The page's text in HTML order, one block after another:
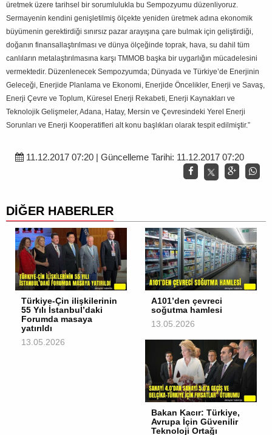
üretmek üzere tarihsel bir sorumlulukla bu Sempozyumu düzenliyoruz.
Sermayenin kendini genişletilmiş ölçekte yeniden üretmek adına ekonomik
büyümenin gerektirdiği sınırsız pazar arayışına çare bulmak için geliştirdiği,
doğanın finansallaştırılması ve dünya ölçeğinde toprak, hava, su dahil tüm
canlıların metalaştırılmasına karşı TMMOB başka bir uygarlığın mücadelesini
vermektedir. Düzenlenecek Sempozyumda; Dünyada ve Türkiye’de Enerjinin
Geleceği, Enerjide Planlama ve Ekonomi, Enerjide Öncelikler, Enerji ve Savaş,
Enerji Çevre ve Toplum, Küresel Enerji Rekabeti, Enerji Kaynakları ve
Teknolojik Gelişmeler, Adana, Hatay, Mersin ve Çevresindeki Yerel Enerji
Sorunları ve Enerji Kooperatifleri alt konu başlıkları olarak tespit edilmiştir.”
11.12.2017 07:20 | Güncelleme Tarihi: 11.12.2017 07:20
DİĞER HABERLER
Türkiye-Çin ilişkilerinin
55 Yılı İstanbul’daki
Forumda masaya
yatırıldı
13.05.2026
A101’den çevreci
soğutma hamlesi
13.05.2026
Bakan Kacır: Türkiye,
Avrupa İçin Güvenilir
Teknoloji Ortağı